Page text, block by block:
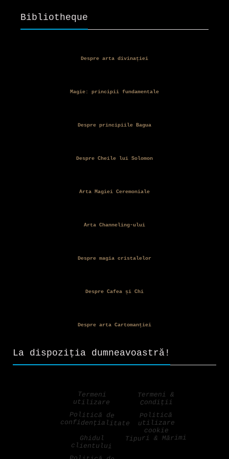
35,00 lei.
Bibliotheque
Despre arta divinației
Magie: principii fundamentale
Despre principiile Bagua
Despre Cheile lui Solomon
Arta Magiei Ceremoniale
Arta Channeling-ului
Despre magia cristalelor
Despre Cafea și Chi
Despre arta Cartomanției
La dispoziția dumneavoastră!
Termeni
utilizare
Termeni &
Condiții
Politică de
confidențialitate
Politică
utilizare
cookie
Ghidul
clientului
Tipuri & Mărimi